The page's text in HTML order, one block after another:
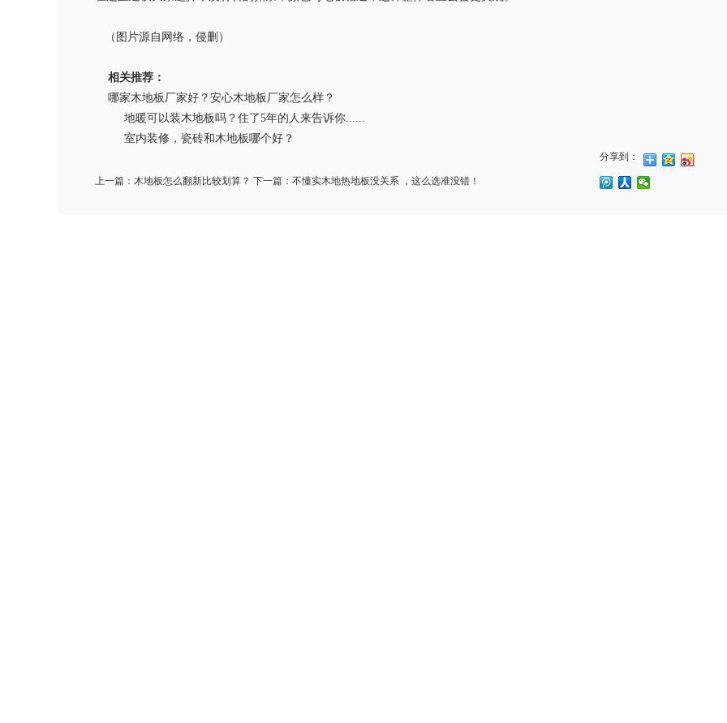
（图片源自网络，侵删）
相关推荐：
哪家木地板厂家好？安心木地板厂家怎么样？
地暖可以装木地板吗？住了5年的人来告诉你......
室内装修，瓷砖和木地板哪个好？
分享到：
上一篇： 木地板怎么翻新比较划算？ 下一篇： 不懂实木地热地板没关系 ，这么选准没错！